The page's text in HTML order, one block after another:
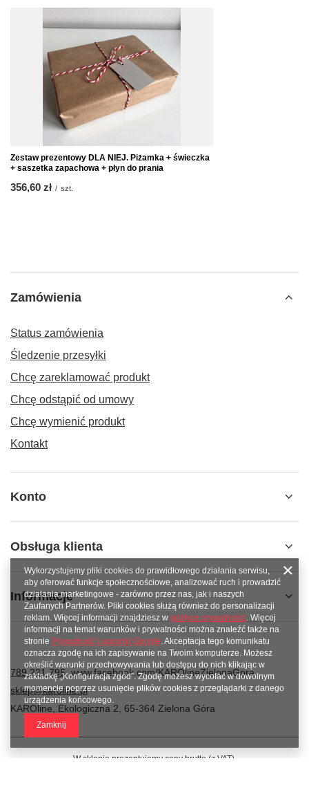
Zestaw prezentowy DLA NIEJ. Piżamka + świeczka
+ saszetka zapachowa + płyn do prania
356,60 zł / szt.
Zamówienia
Status zamówienia
Śledzenie przesyłki
Chcę zareklamować produkt
Chcę odstąpić od umowy
Chcę wymienić produkt
Kontakt
Konto
Obsługa klienta
Informacje
789 221 795 www.facebook.com/KAROlineZielonaGora
sklep@karoline.pl
KAROline
Ekologiczna 2 65-364 Zielona Góra
W sklepie prezentujemy ceny brutto (z VAT).
Wykorzystujemy pliki cookies do prawidłowego działania serwisu,
aby oferować funkcje społecznościowe, analizować ruch i prowadzić
działania marketingowe - zarówno przez nas, jak i naszych
Zaufanych Partnerów. Pliki cookies służą również do personalizacji
reklam. Więcej informacji znajdziesz w polityce prywatności. Więcej
informacji na temat warunków i prywatności można znaleźć także na
stronie Prywatność i warunki Google. Akceptacja tego komunikatu
oznacza zgodę na ich zapisywanie na Twoim komputerze. Możesz
określić warunki przechowywania lub dostępu do nich klikając w
zakładkę „Konfiguracja zgód”. Zgodę możesz wycofać w dowolnym
momencie poprzez usunięcie plików cookies z przeglądarki z danego
urządzenia końcowego.
Zamknij